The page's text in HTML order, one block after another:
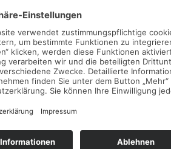
Impressum Datenschutzerklärung